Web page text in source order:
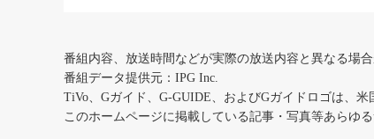
番組内容、放送時間などが実際の放送内容と異なる場合
番組データ提供元：IPG Inc.
TiVo、Gガイド、G-GUIDE、およびGガイドロゴは、
このホームページに掲載している記事・写真等あらゆ